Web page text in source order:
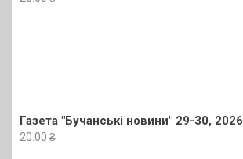
Газета "Бучанські новини" 29-30, 2026
20.00 ₴